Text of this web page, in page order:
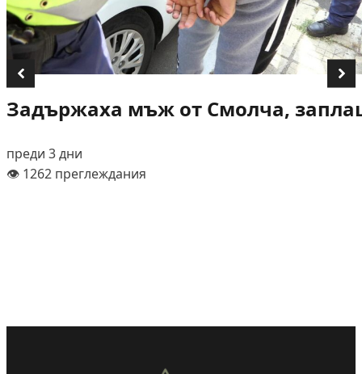
Задържаха мъж от Смолча,
преди 3 дни
👁️ 1262 преглеждания